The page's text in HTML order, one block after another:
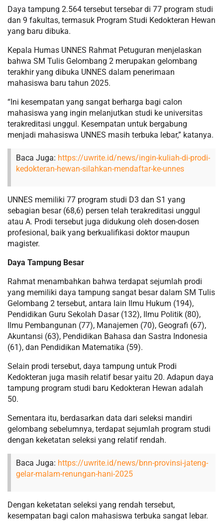
Daya tampung 2.564 tersebut tersebar di 77 program studi
dan 9 fakultas, termasuk Program Studi Kedokteran Hewan
yang baru dibuka.
Kepala Humas UNNES Rahmat Petuguran menjelaskan
bahwa SM Tulis Gelombang 2 merupakan gelombang
terakhir yang dibuka UNNES dalam penerimaan
mahasiswa baru tahun 2025.
“Ini kesempatan yang sangat berharga bagi calon
mahasiswa yang ingin melanjutkan studi ke universitas
terakreditasi unggul. Kesempatan untuk bergabung
menjadi mahasiswa UNNES masih terbuka lebar,” katanya.
Baca Juga: https://uwrite.id/news/ingin-kuliah-di-prodi-
kedokteran-hewan-silahkan-mendaftar-ke-unnes
UNNES memiliki 77 program studi D3 dan S1 yang
sebagian besar (68,6) persen telah terakreditasi unggul
atau A. Prodi tersebut juga didukung oleh dosen-dosen
profesional, baik yang berkualifikasi doktor maupun
magister.
Daya Tampung Besar
Rahmat menambahkan bahwa terdapat sejumlah prodi
yang memiliki daya tampung sangat besar dalam SM Tulis
Gelombang 2 tersebut, antara lain Ilmu Hukum (194),
Pendidikan Guru Sekolah Dasar (132), Ilmu Politik (80),
Ilmu Pembangunan (77), Manajemen (70), Geografi (67),
Akuntansi (63), Pendidikan Bahasa dan Sastra Indonesia
(61), dan Pendidikan Matematika (59).
Selain prodi tersebut, daya tampung untuk Prodi
Kedokteran juga masih relatif besar yaitu 20. Adapun daya
tampung program studi baru Kedokteran Hewan adalah
50.
Sementara itu, berdasarkan data dari seleksi mandiri
gelombang sebelumnya, terdapat sejumlah program studi
dengan keketatan seleksi yang relatif rendah.
Baca Juga: https://uwrite.id/news/bnn-provinsi-jateng-
gelar-malam-renungan-hani-2025
Dengan keketatan seleksi yang rendah tersebut,
kesempatan bagi calon mahasiswa terbuka sangat lebar.